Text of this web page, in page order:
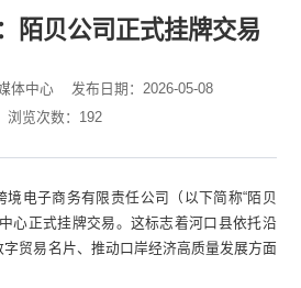
陌贝公司正式挂牌交易
体中心
发布日期：2026-05-08
浏览次数： 192
境电子商务有限责任公司（以下简称“陌贝
心正式挂牌交易。这标志着河口县依托沿
贸易名片、推动口岸经济高质量发展方面